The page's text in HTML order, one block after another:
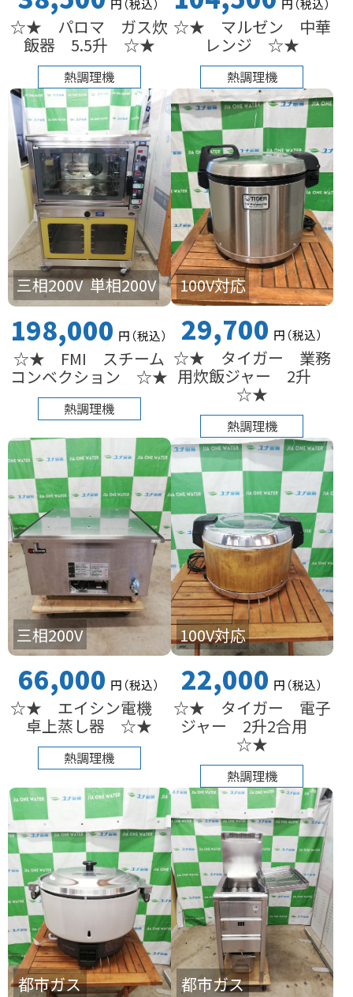
円（税込）
☆★ パロマ ガス炊
飯器 5.5升 ☆★
熱調理機
円（税込）
☆★ マルゼン 中華
レンジ ☆★
熱調理機
単相200V
三相200V
198,000 円（税込）
☆★ FMI スチーム
コンベクション ☆★
熱調理機
100V対応
29,700 円（税込）
☆★ タイガー 業務
用炊飯ジャー 2升
☆★
熱調理機
三相200V
66,000 円（税込）
☆★ エイシン電機
卓上蒸し器 ☆★
熱調理機
100V対応
22,000 円（税込）
☆★ タイガー 電子
ジャー 2升2合用
☆★
熱調理機
都市ガス 都市ガス